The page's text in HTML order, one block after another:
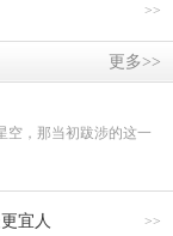
>>
更多>>
空，那当初跋涉的这一
>>
宜人